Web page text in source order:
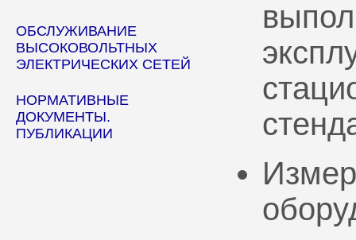
ОБСЛУЖИВАНИЕ
ВЫСОКОВОЛЬТНЫХ
ЭЛЕКТРИЧЕСКИХ СЕТЕЙ
НОРМАТИВНЫЕ
ДОКУМЕНТЫ.
ПУБЛИКАЦИИ